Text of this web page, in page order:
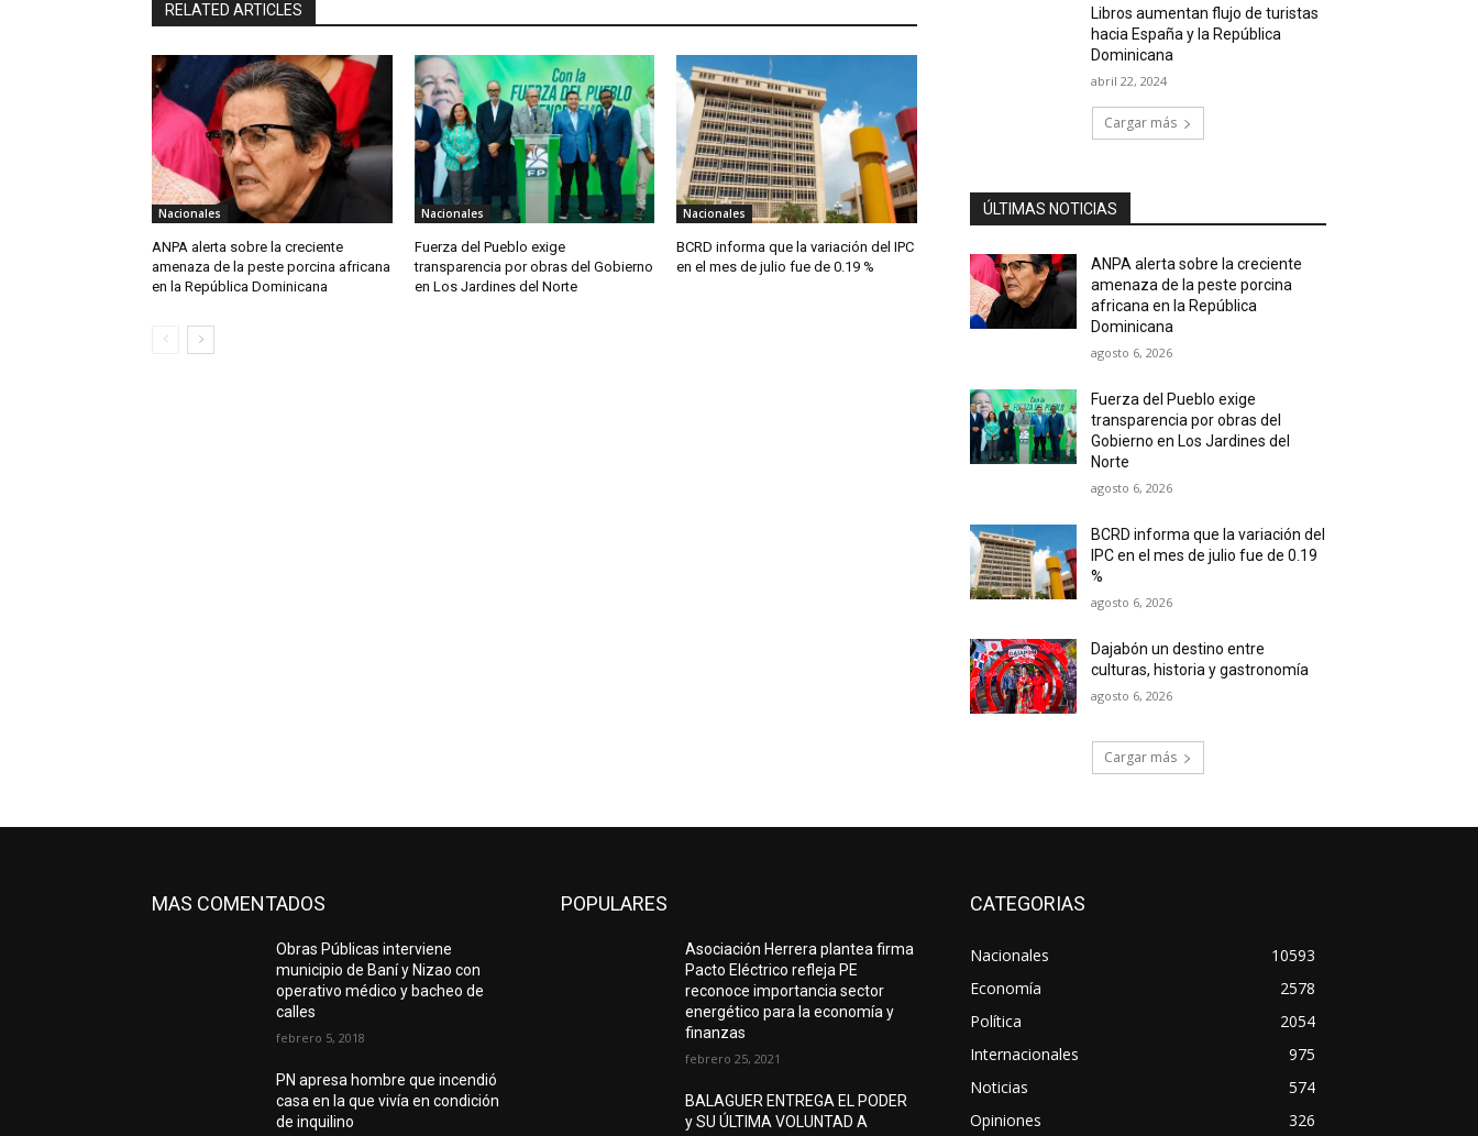
RELATED ARTICLES
Nacionales
ANPA alerta sobre la creciente
amenaza de la peste porcina africana
en la República Dominicana
Nacionales
Fuerza del Pueblo exige
transparencia por obras del Gobierno
en Los Jardines del Norte
Nacionales
BCRD informa que la variación del IPC
en el mes de julio fue de 0.19 %
Libros aumentan flujo de turistas
hacia España y la República
Dominicana
abril 22, 2024
Cargar más
ÚLTIMAS NOTICIAS
ANPA alerta sobre la creciente
amenaza de la peste porcina
africana en la República
Dominicana
agosto 6, 2026
Fuerza del Pueblo exige
transparencia por obras del
Gobierno en Los Jardines del
Norte
agosto 6, 2026
BCRD informa que la variación del
IPC en el mes de julio fue de 0.19
%
agosto 6, 2026
Dajabón un destino entre
culturas, historia y gastronomía
agosto 6, 2026
Cargar más
MAS COMENTADOS
Obras Públicas interviene
municipio de Baní y Nizao con
operativo médico y bacheo de
calles
febrero 5, 2018
PN apresa hombre que incendió
casa en la que vivía en condición
de inquilino
POPULARES
Asociación Herrera plantea firma
Pacto Eléctrico refleja PE
reconoce importancia sector
energético para la economía y
finanzas
febrero 25, 2021
BALAGUER ENTREGA EL PODER
y SU ÚLTIMA VOLUNTAD A
CATEGORIAS
Nacionales
10593
Economía
2578
Política
2054
Internacionales
975
Noticias
574
Opiniones
326